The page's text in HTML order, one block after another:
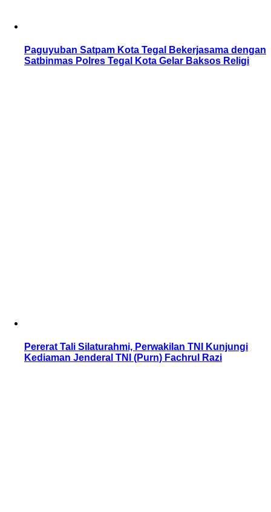
Paguyuban Satpam Kota Tegal Bekerjasama dengan
Satbinmas Polres Tegal Kota Gelar Baksos Religi
Pererat Tali Silaturahmi, Perwakilan TNI Kunjungi
Kediaman Jenderal TNI (Purn) Fachrul Razi